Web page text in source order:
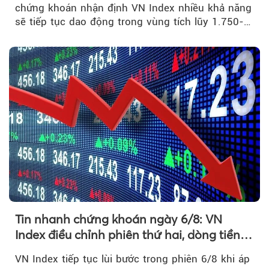
chứng khoán nhận định VN Index nhiều khả năng
sẽ tiếp tục dao động trong vùng tích lũy 1.750-
Tin nhanh chứng khoán ngày 6/8: VN
Index điều chỉnh phiên thứ hai, dòng tiền
chờ phản ứng tại vùng MA20
VN Index tiếp tục lùi bước trong phiên 6/8 khi áp